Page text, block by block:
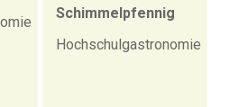
Schimmelpfennig
Hochschulgastronomie